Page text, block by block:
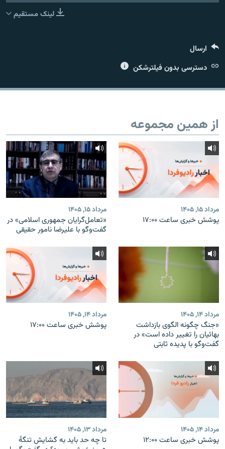
لینک مستقیم
ارسال
دسترسی بدون فیلترشکن
از همین مجموعه
مرداد ۱۵, ۱۴۰۵
پوشش خبری ساعت ۱۷:۰۰
مرداد ۱۵, ۱۴۰۵
«تعامل‌گرایان جمهوری اسلامی» در
گفت‌وگو با علیرضا نامور حقیقی
مرداد ۱۴, ۱۴۰۵
«جنگ چگونه الگوی بازداشت
بهائیان را تغییر داده است» در
گفت‌وگو با پدیده ثابتی
مرداد ۱۴, ۱۴۰۵
پوشش خبری ساعت ۱۷:۰۰
مرداد ۱۴, ۱۴۰۵
پوشش خبری ساعت ۱۲:۰۰
مرداد ۱۳, ۱۴۰۵
تا چه حد باید به گشایش تنگهٔ